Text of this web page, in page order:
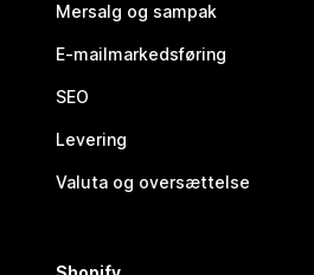
Mersalg og sampak
E-mailmarkedsføring
SEO
Levering
Valuta og oversættelse